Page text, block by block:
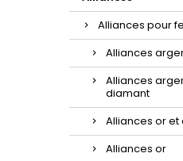
d'oreilles or et
la sublime maille
croix à porter au
Alliances pour
Alliances
Alliances
diamant
Alliances or
Alliances or